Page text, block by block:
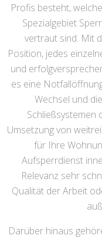
Profis besteht,
Spezialgebiet
vertraut sind. Mit
Position, jedes
und
es eine
Wechsel und
Schließsystemen
Umsetzung von
für Ihre
Aufsperrdienst
Relevanz sehr
Qualität der Arbeit
Darüber hinaus